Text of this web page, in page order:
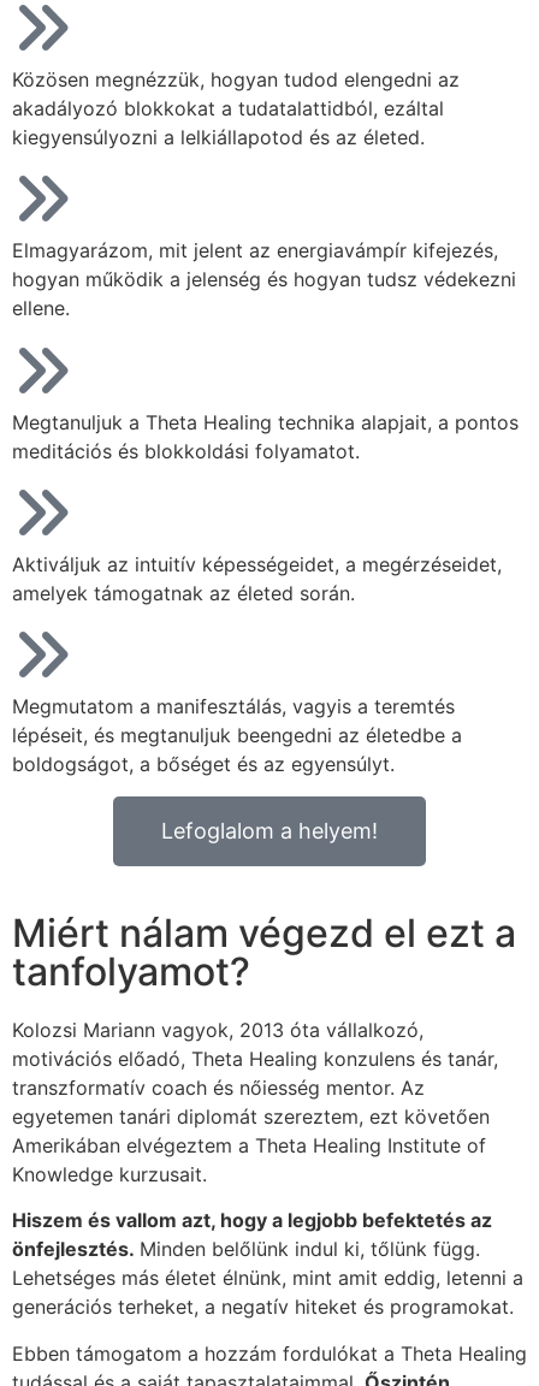
Közösen megnézzük, hogyan tudod elengedni az
akadályozó blokkokat a tudatalattidból, ezáltal
kiegyensúlyozni a lelkiállapotod és az életed.
Elmagyarázom, mit jelent az energiavámpír kifejezés,
hogyan működik a jelenség és hogyan tudsz védekezni
ellene.
Megtanuljuk a Theta Healing technika alapjait, a pontos
meditációs és blokkoldási folyamatot.
Aktiváljuk az intuitív képességeidet, a megérzéseidet,
amelyek támogatnak az életed során.
Megmutatom a manifesztálás, vagyis a teremtés
lépéseit, és megtanuljuk beengedni az életedbe a
boldogságot, a bőséget és az egyensúlyt.
Lefoglalom a helyem!
Miért nálam végezd el ezt a
tanfolyamot?
Kolozsi Mariann vagyok, 2013 óta vállalkozó,
motivációs előadó, Theta Healing konzulens és tanár,
transzformatív coach és nőiesség mentor. Az
egyetemen tanári diplomát szereztem, ezt követően
Amerikában elvégeztem a Theta Healing Institute of
Knowledge kurzusait.
Hiszem és vallom azt, hogy a legjobb befektetés az
önfejlesztés. Minden belőlünk indul ki, tőlünk függ.
Lehetséges más életet élnünk, mint amit eddig, letenni a
generációs terheket, a negatív hiteket és programokat.
Ebben támogatom a hozzám fordulókat a Theta Healing